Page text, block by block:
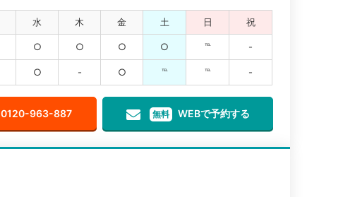
水 木 金 土 日 祝
○ ○ ○ ○ ℡ -
○ - ○ ℡ ℡ -
0120-963-887 無料 WEBで予約する